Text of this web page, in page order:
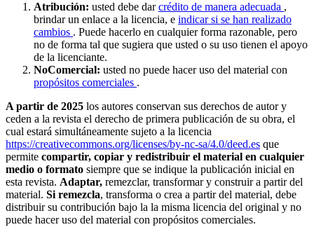
Atribución: usted debe darcrédito de manera adecuada ,
brindar un enlace a la licencia, e indicar si se han realizado
cambios . Puede hacerlo en cualquier forma razonable, pero
no de forma tal que sugiera que usted o su uso tienen el apoyo
de la licenciante.
NoComercial: usted no puede hacer uso del material con
propósitos comerciales .
A partir de 2025 los autores conservan sus derechos de autor y
ceden a la revista el derecho de primera publicación de su obra, el
cual estará simultáneamente sujeto a la licencia
https://creativecommons.org/licenses/by-nc-sa/4.0/deed.es que
permite compartir, copiar y redistribuir el material en cualquier
medio o formato siempre que se indique la publicación inicial en
esta revista. Adaptar, remezclar, transformar y construir a partir del
material. Si remezcla, transforma o crea a partir del material, debe
distribuir su contribución bajo la la misma licencia del original y no
puede hacer uso del material con propósitos comerciales.